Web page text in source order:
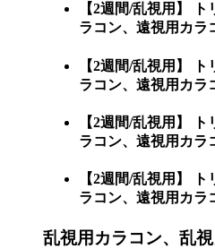
【2週間/乱視用】
ラコン、遠視用カラ
【2週間/乱視用】
ラコン、遠視用カラ
【2週間/乱視用】
ラコン、遠視用カラ
【2週間/乱視用】
ラコン、遠視用カラ
乱視用カラコン、乱